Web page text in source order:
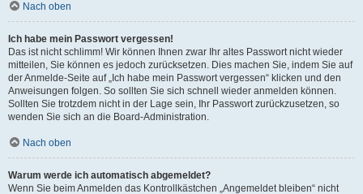
Nach oben
Ich habe mein Passwort vergessen!
Das ist nicht schlimm! Wir können Ihnen zwar Ihr altes Passwort nicht wieder
mitteilen, Sie können es jedoch zurücksetzen. Dies machen Sie, indem Sie auf
der Anmelde-Seite auf „Ich habe mein Passwort vergessen“ klicken und den
Anweisungen folgen. So sollten Sie sich schnell wieder anmelden können.
Sollten Sie trotzdem nicht in der Lage sein, Ihr Passwort zurückzusetzen, so
wenden Sie sich an die Board-Administration.
Nach oben
Warum werde ich automatisch abgemeldet?
Wenn Sie beim Anmelden das Kontrollkästchen „Angemeldet bleiben“ nicht